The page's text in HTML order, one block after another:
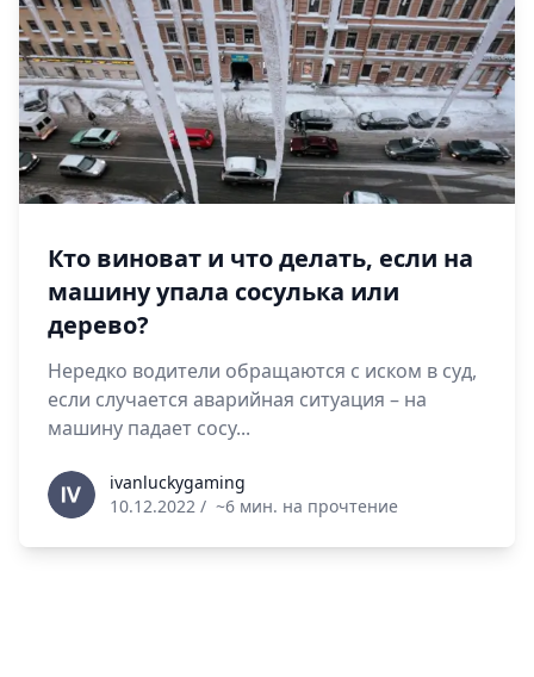
Кто виноват и что делать, если на
машину упала сосулька или
дерево?
Нередко водители обращаются с иском в суд,
если случается аварийная ситуация – на
машину падает сосу...
ivanluckygaming
ivanluckygaming
10.12.2022 / ~6 мин. на прочтение